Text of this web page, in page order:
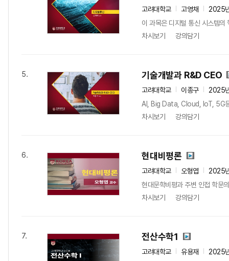
고려대학교 고영채
2025
이 과목은 디지털 통신 시스템
차시보기
강의담기
5. 기술개발과 R&D CEO
고려대학교 이종구
2025
AI, Big Data, Cloud, IoT, 5G등
차시보기
강의담기
6. 현대비평론
고려대학교 오형엽
2025
현대문학비평과 주변 인접 학문
차시보기
강의담기
7. 전산수학1
고려대학교 유용재
2025